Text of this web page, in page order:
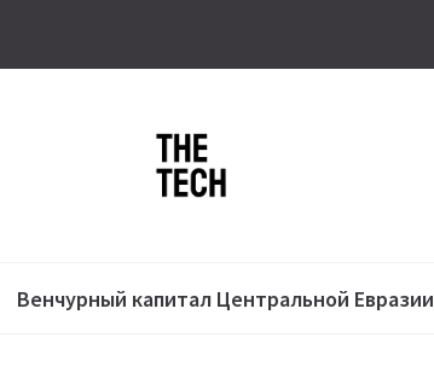
Венчурный капитал Центральной Евразии